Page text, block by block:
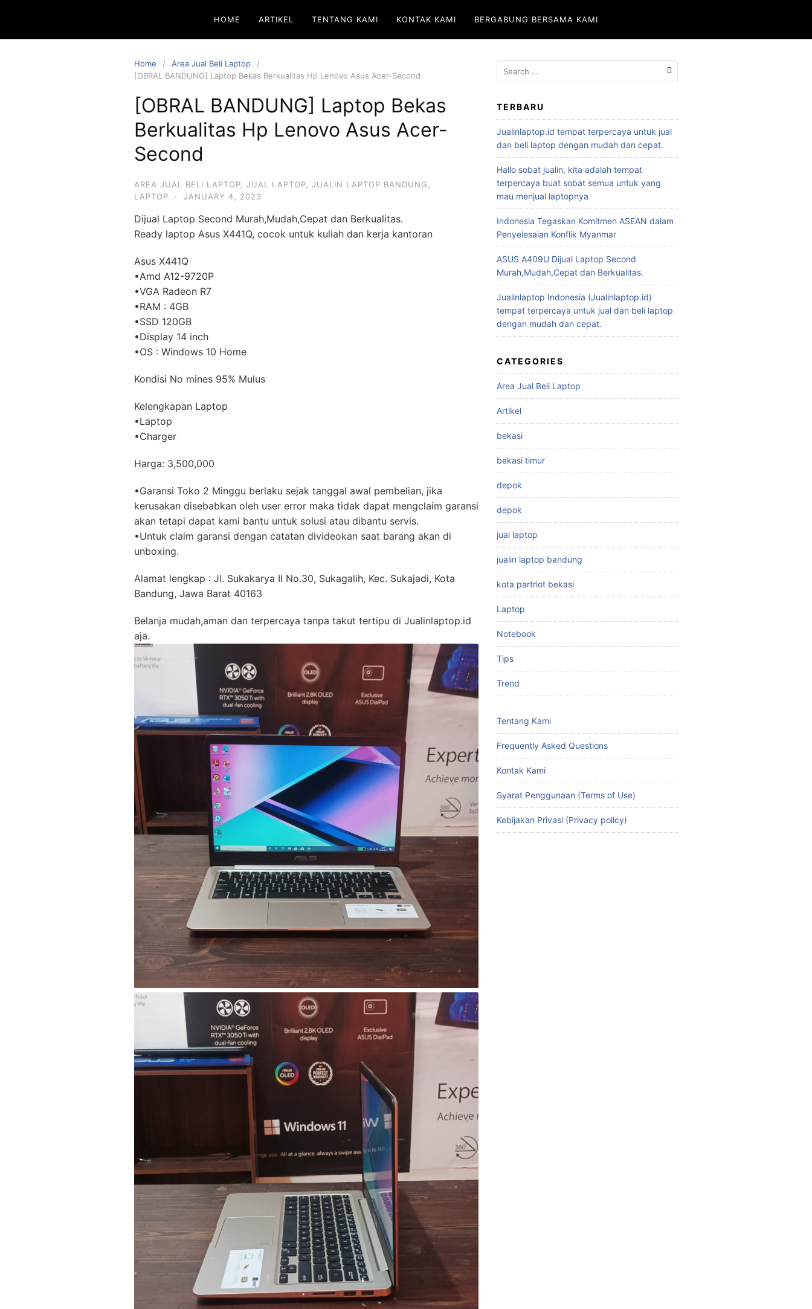
HOME ARTIKEL TENTANG KAMI KONTAK KAMI BERGABUNG BERSAMA KAMI
Home
Area Jual Beli Laptop
[OBRAL BANDUNG] Laptop Bekas Berkualitas Hp Lenovo Asus Acer-Second
[OBRAL BANDUNG] Laptop Bekas
Berkualitas Hp Lenovo Asus Acer-
Second
AREA JUAL BELI LAPTOP JUAL LAPTOP JUALIN LAPTOP BANDUNG
LAPTOP
· JANUARY 4, 2023
Dijual Laptop Second Murah,Mudah,Cepat dan Berkualitas.
Ready laptop Asus X441Q, cocok untuk kuliah dan kerja kantoran
Asus X441Q
•Amd A12-9720P
•VGA Radeon R7
•RAM : 4GB
•SSD 120GB
•Display 14 inch
•OS : Windows 10 Home
Kondisi No mines 95% Mulus
Kelengkapan Laptop
•Laptop
•Charger
Harga: 3,500,000
•Garansi Toko 2 Minggu berlaku sejak tanggal awal pembelian, jika
kerusakan disebabkan oleh user error maka tidak dapat mengclaim garansi
akan tetapi dapat kami bantu untuk solusi atau dibantu servis.
•Untuk claim garansi dengan catatan divideokan saat barang akan di
unboxing.
Alamat lengkap : Jl. Sukakarya II No.30, Sukagalih, Kec. Sukajadi, Kota
Bandung, Jawa Barat 40163
Belanja mudah,aman dan terpercaya tanpa takut tertipu di Jualinlaptop.id
aja.
TERBARU
Jualinlaptop.id tempat terpercaya untuk jual
dan beli laptop dengan mudah dan cepat.
Hallo sobat jualin, kita adalah tempat
terpercaya buat sobat semua untuk yang
mau menjual laptopnya
Indonesia Tegaskan Komitmen ASEAN dalam
Penyelesaian Konflik Myanmar
ASUS A409U Dijual Laptop Second
Murah,Mudah,Cepat dan Berkualitas.
Jualinlaptop Indonesia (Jualinlaptop.id)
tempat terpercaya untuk jual dan beli laptop
dengan mudah dan cepat.
CATEGORIES
Area Jual Beli Laptop
Artikel
bekasi
bekasi timur
depok
depok
jual laptop
jualin laptop bandung
kota partriot bekasi
Laptop
Notebook
Tips
Trend
Tentang Kami
Frequently Asked Questions
Kontak Kami
Syarat Penggunaan (Terms of Use)
Kebijakan Privasi (Privacy policy)